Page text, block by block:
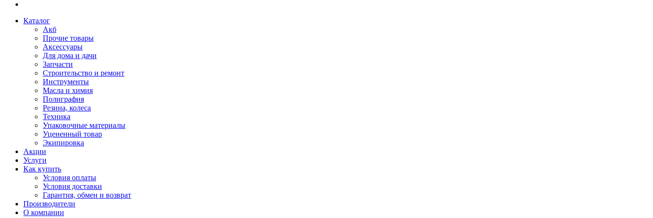
Каталог
Акб
Прочие товары
Аксессуары
Для дома и дачи
Запчасти
Строительство и ремонт
Инструменты
Масла и химия
Полиграфия
Резина, колеса
Техника
Упаковочные материалы
Уцененный товар
Экипировка
Акции
Услуги
Как купить
Условия оплаты
Условия доставки
Гарантия, обмен и возврат
Производители
О компании